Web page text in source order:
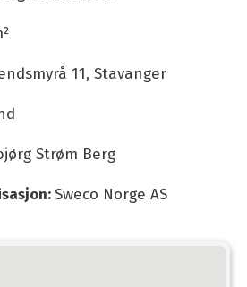
11, Stavanger
Strøm Berg
Sweco Norge AS